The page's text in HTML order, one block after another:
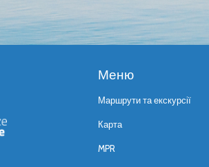
Меню
Маршрути та екскурсії
Карта
MPR